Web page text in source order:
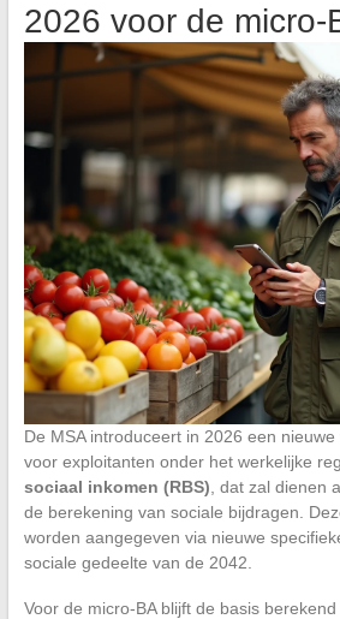
2026 voor de micro-
De MSA introduceert in 2026 een
voor exploitanten onder het werkelijke
sociaal inkomen (RBS) , dat zal dienen
de berekening van sociale bijdragen.
worden aangegeven via nieuwe
sociale gedeelte van de 2042.
Voor de micro-BA blijft de basis